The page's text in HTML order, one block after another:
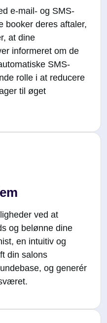
e-mail- og SMS-
booker deres aftaler,
at dine
informeret om de
SMS-
rolle i at reducere
til øget
ved at
og belønne dine
en intuitiv og
din salons
og generér